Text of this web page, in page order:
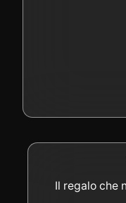
Il regalo che